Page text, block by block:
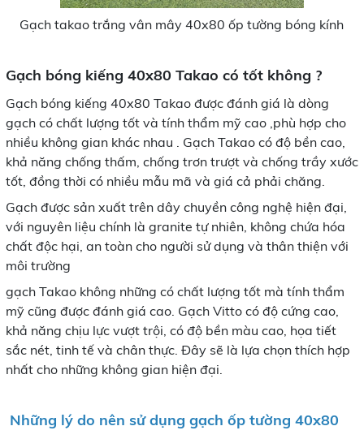
Gạch takao trắng vân mây 40x80 ốp tường bóng kính
Gạch bóng kiếng 40x80 Takao có tốt không ?
Gạch bóng kiếng 40x80 Takao được đánh giá là dòng
gạch có chất lượng tốt và tính thẩm mỹ cao ,phù hợp cho
nhiều không gian khác nhau . Gạch Takao có độ bền cao,
khả năng chống thấm, chống trơn trượt và chống trầy xước
tốt, đồng thời có nhiều mẫu mã và giá cả phải chăng.
Gạch được sản xuất trên dây chuyền công nghệ hiện đại,
với nguyên liệu chính là granite tự nhiên, không chứa hóa
chất độc hại, an toàn cho người sử dụng và thân thiện với
môi trường
gạch Takao không những có chất lượng tốt mà tính thẩm
mỹ cũng được đánh giá cao. Gạch Vitto có độ cứng cao,
khả năng chịu lực vượt trội, có độ bền màu cao, họa tiết
sắc nét, tinh tế và chân thực. Đây sẽ là lựa chọn thích hợp
nhất cho những không gian hiện đại.
Những lý do nên sử dụng gạch ốp tường 40x80